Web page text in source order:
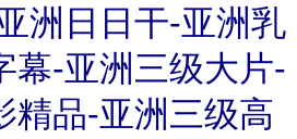
洲日日干-亚洲乳
幕-亚洲三级大片-
精品-亚洲三级高